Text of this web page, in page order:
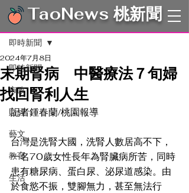
TaoNews 桃新聞
文章
即時新聞
市政
財經
藝文
教育
生活
即時新聞
末期腎病 中醫療法７旬婦
找回腎利人生
2024年7月8日
記者鍾春蘭/桃園報導
台灣是洗腎大國，洗腎人數居高不下，
一名70歲女性長年為腎臟病所苦，同時
患有糖尿病、蛋白尿、泌尿道感染。由
於食慾不振，雙腳無力，甚至無法行